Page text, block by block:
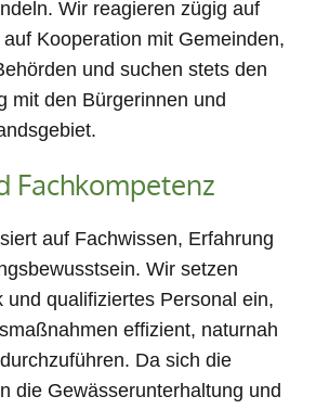
Wir reagieren zügig auf
Kooperation mit Gemeinden,
und suchen stets den
mit den Bürgerinnen und
Fachkompetenz
auf Fachwissen, Erfahrung
Wir setzen
und qualifiziertes Personal ein,
effizient, naturnah
Da sich die
die Gewässerunterhaltung und